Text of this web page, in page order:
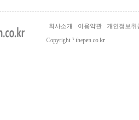
회사소개 이용약관
개인정보취
Copyright ? thepen.co.kr